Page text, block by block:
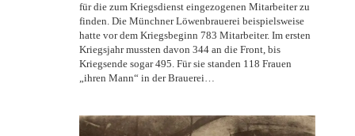
für die zum Kriegsdienst eingezogenen Mitarbeiter zu
finden. Die Münchner Löwenbrauerei beispielsweise
hatte vor dem Kriegsbeginn 783 Mitarbeiter. Im ersten
Kriegsjahr mussten davon 344 an die Front, bis
Kriegsende sogar 495. Für sie standen 118 Frauen
„ihren Mann“ in der Brauerei…